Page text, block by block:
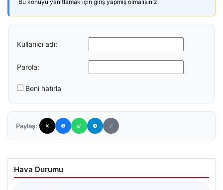
Bu konuyu yanıtlamak için giriş yapmış olmalısınız.
Kullanıcı adı:
Parola:
Beni hatırla
Paylaş:
Hava Durumu